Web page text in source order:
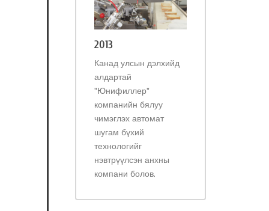
2013
Канад улсын дэлхийд
алдартай
"Юнифиллер"
компанийн бялуу
чимэглэх автомат
шугам бүхий
технологийг
нэвтрүүлсэн анхны
компани болов.